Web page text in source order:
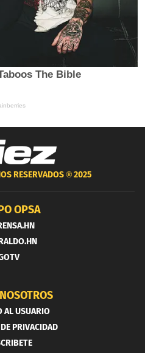
RESERVADOS ®2025
OPSA
AL USUARIO
PRIVACIDAD